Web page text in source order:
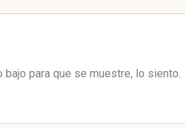
para que se muestre, lo siento.